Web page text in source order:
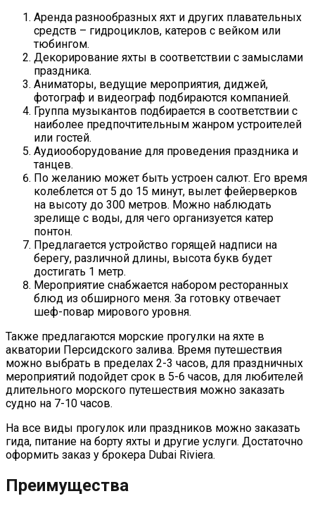
Аренда разнообразных яхт и других плавательных
средств – гидроциклов, катеров с вейком или
тюбингом.
Декорирование яхты в соответствии с замыслами
праздника.
Аниматоры, ведущие мероприятия, диджей,
фотограф и видеограф подбираются компанией.
Группа музыкантов подбирается в соответствии с
наиболее предпочтительным жанром устроителей
или гостей.
Аудиооборудование для проведения праздника и
танцев.
По желанию может быть устроен салют. Его время
колеблется от 5 до 15 минут, вылет фейерверков
на высоту до 300 метров. Можно наблюдать
зрелище с воды, для чего организуется катер
понтон.
Предлагается устройство горящей надписи на
берегу, различной длины, высота букв будет
достигать 1 метр.
Мероприятие снабжается набором ресторанных
блюд из обширного меня. За готовку отвечает
шеф-повар мирового уровня.
Также предлагаются морские прогулки на яхте в
акватории Персидского залива. Время путешествия
можно выбрать в пределах 2-3 часов, для праздничных
мероприятий подойдет срок в 5-6 часов, для любителей
длительного морского путешествия можно заказать
судно на 7-10 часов.
На все виды прогулок или праздников можно заказать
гида, питание на борту яхты и другие услуги. Достаточно
оформить заказ у брокера Dubai Riviera.
Преимущества